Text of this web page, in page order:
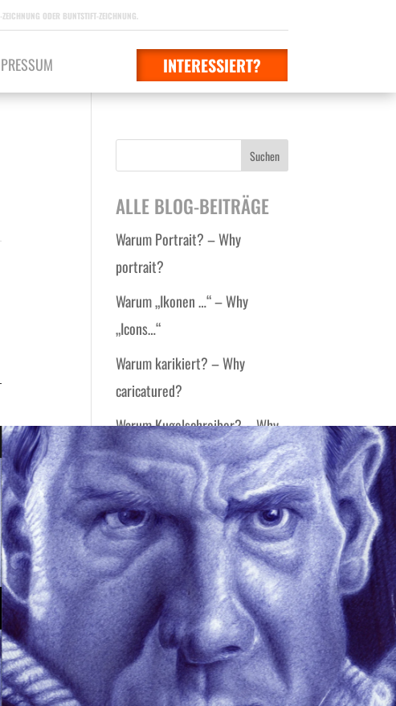
ODER BUNTSTIFT-ZEICHNUNG.
INTERESSIERT?
Suchen
ALLE BLOG-BEITRÄGE
Warum Portrait? – Why
portrait?
Warum „Ikonen …“ – Why
„Icons…“
Warum karikiert? – Why
caricatured?
Warum Kugelschreiber? – Why
Ballpoint Pen?
Warum Buntstift? – Why
Coloured Pencil?
Ihre Wahl – Your Choice
Ruhm – Fame
Eine Verabredung – A Date
Künstler vs. Künstliche
Intelligenz – Artist vs. Artificial